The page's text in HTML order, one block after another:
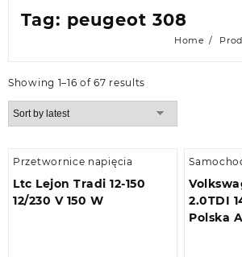
Tag: peugeot 308
Home
Showing 1–16 of 67 results
Przetwornice napięcia
Ltc Lejon Tradi 12-150
12/230 V 150 W
2.0TDI
Polska